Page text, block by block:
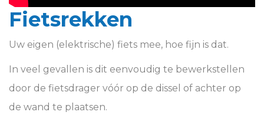
Fietsrekken
Uw eigen (elektrische) fiets mee, hoe fijn is dat.
In veel gevallen is dit eenvoudig te bewerkstellen
door de fietsdrager vóór op de dissel of achter op
de wand te plaatsen.